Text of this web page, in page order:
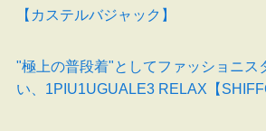
【カステルバジャック】
"極上の普段着"としてファッショニス
い、1PIU1UGUALE3 RELAX【